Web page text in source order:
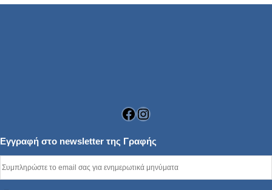
Facebook
Instagram
Εγγραφή στο newsletter της Γραφής